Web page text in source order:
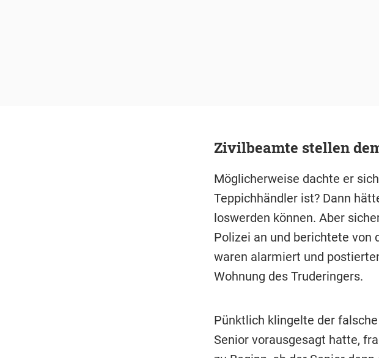
Zivilbeamte stellen
Möglicherweise dachte er
Teppichhändler ist? Dann
loswerden können. Aber
Polizei an und berichtete von
waren alarmiert und
Wohnung des Truderingers.
Pünktlich klingelte der
Senior vorausgesagt hatte,